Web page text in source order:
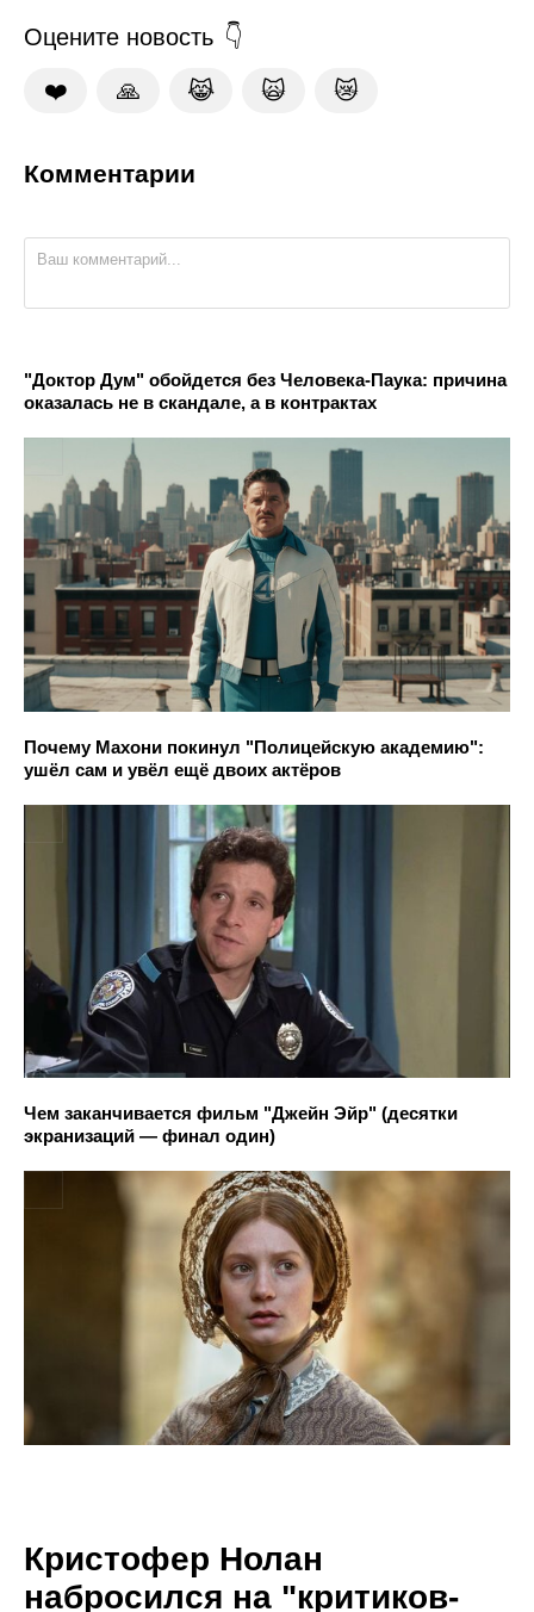
Оцените новость
❤️ 🙏 😹 🙀 😿
Комментарии
"Доктор Дум" обойдется без Человека-Паука: причина
оказалась не в скандале, а в контрактах
Почему Махони покинул "Полицейскую академию":
ушёл сам и увёл ещё двоих актёров
Чем заканчивается фильм "Джейн Эйр" (десятки
экранизаций — финал один)
Кристофер Нолан
набросился на "критиков-